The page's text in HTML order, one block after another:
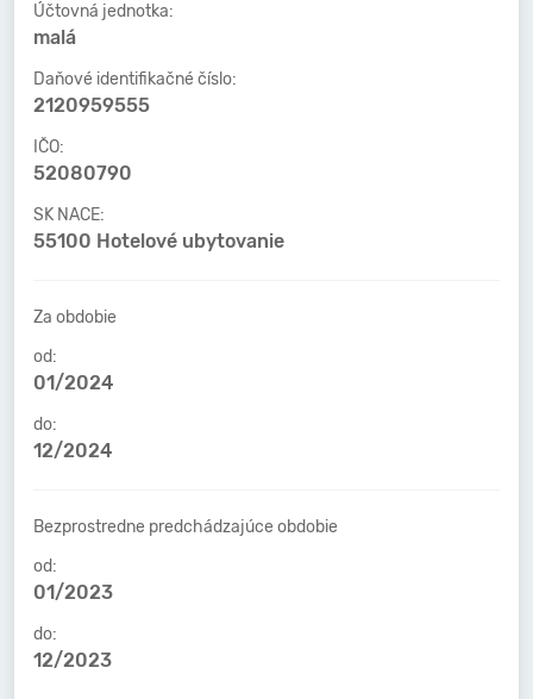
Účtovná jednotka:
malá
Daňové identifikačné číslo:
2120959555
IČO:
52080790
SK NACE:
55100 Hotelové ubytovanie
Za obdobie
od:
01/2024
do:
12/2024
Bezprostredne predchádzajúce obdobie
od:
01/2023
do:
12/2023